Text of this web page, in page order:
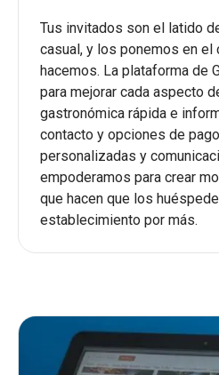
Tus invitados son el latido
casual, y los ponemos en
hacemos. La plataforma de
para mejorar cada aspecto
gastronómica rápida e
contacto y opciones de
personalizadas y
empoderamos para crear
que hacen que los
establecimiento por más.